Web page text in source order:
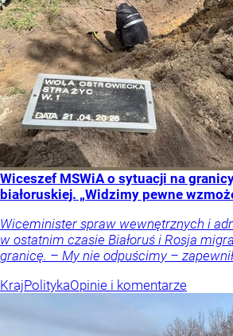
Wiceszef MSWiA o sytuacji na
białoruskiej. „Widzimy pewne
Wiceminister spraw wewnętrznych i
w ostatnim czasie Białoruś i Rosja
granicę. – My nie odpuścimy –
KrajPolitykaOpinie i komentarze